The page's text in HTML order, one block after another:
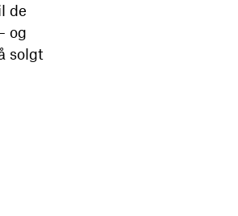
de
og
solgt